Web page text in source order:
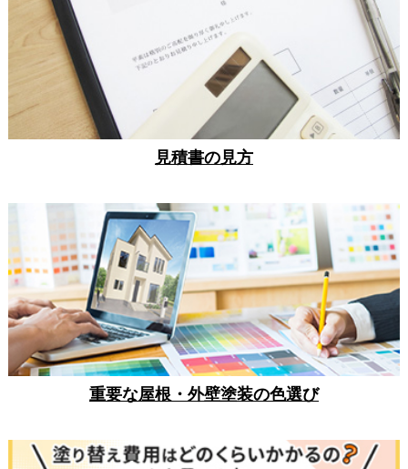
見積書の見方
重要な屋根・外壁塗装の色選び